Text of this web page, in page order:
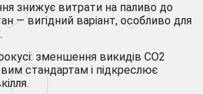
знижує витрати на паливо до
— вигідний варіант, особливо для
зменшення викидів CO2
стандартам і підкреслює